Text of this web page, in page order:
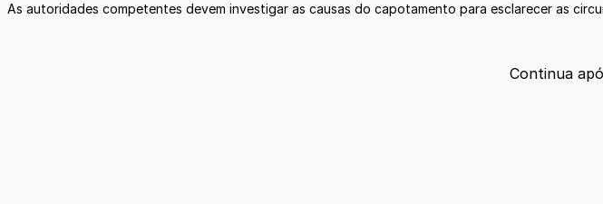
As autoridades competentes devem investigar as causas do capotamento para esclarecer as
Continua